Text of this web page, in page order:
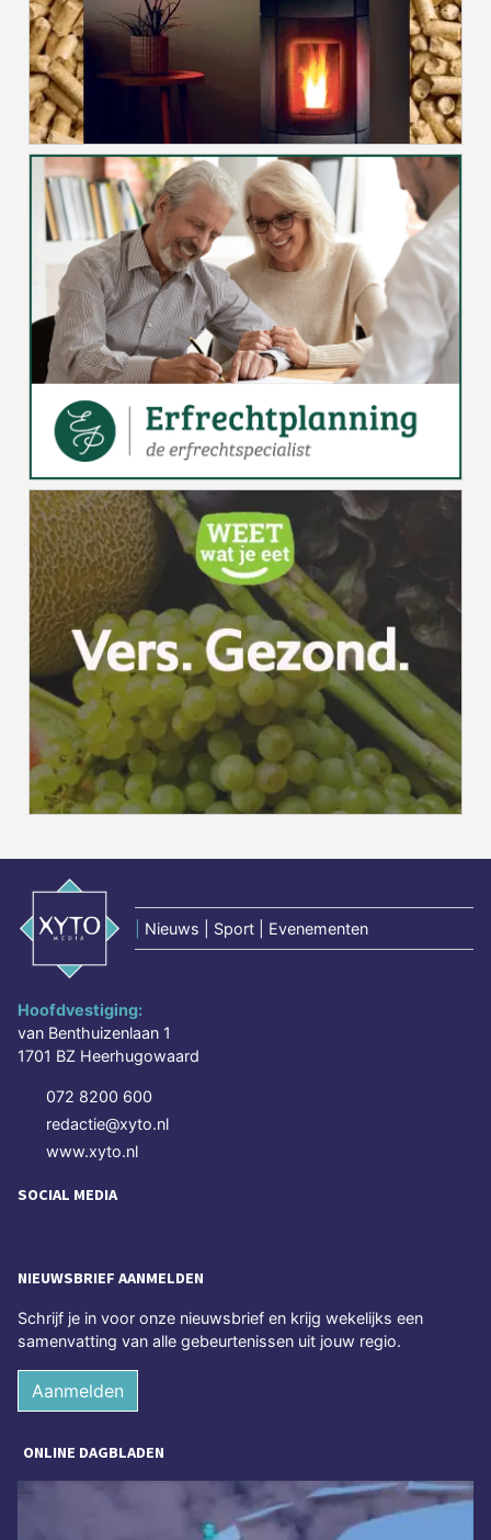
Nieuws | Sport | Evenementen
Hoofdvestiging:
van Benthuizenlaan 1
1701 BZ Heerhugowaard
072 8200 600
redactie@xyto.nl
www.xyto.nl
SOCIAL MEDIA
NIEUWSBRIEF AANMELDEN
Schrijf je in voor onze nieuwsbrief en krijg wekelijks een
samenvatting van alle gebeurtenissen uit jouw regio.
Aanmelden
ONLINE DAGBLADEN